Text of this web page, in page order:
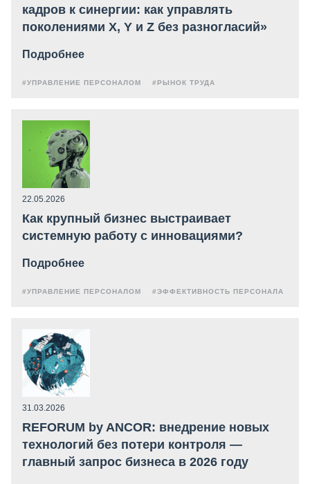
кадров к синергии: как управлять
поколениями X, Y и Z без разногласий»
Подробнее
#УПРАВЛЕНИЕ ПЕРСОНАЛОМ #РЫНОК ТРУДА
22.05.2026
Как крупный бизнес выстраивает
системную работу с инновациями?
Подробнее
#УПРАВЛЕНИЕ ПЕРСОНАЛОМ #ЭФФЕКТИВНОСТЬ ПЕРСОНАЛА
31.03.2026
REFORUM by ANCOR: внедрение новых
технологий без потери контроля —
главный запрос бизнеса в 2026 году